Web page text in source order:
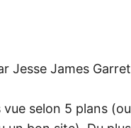
Jesse James Garret
vue selon 5 plans (ou